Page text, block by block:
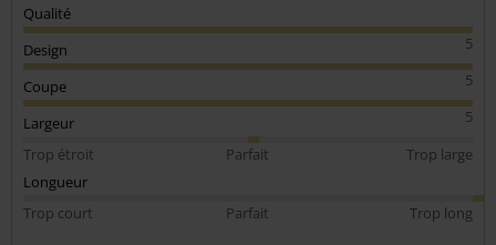
Qualité
5
Design
5
Coupe
5
Largeur
Trop étroit
Parfait
Trop large
Longueur
Trop court
Parfait Trop long